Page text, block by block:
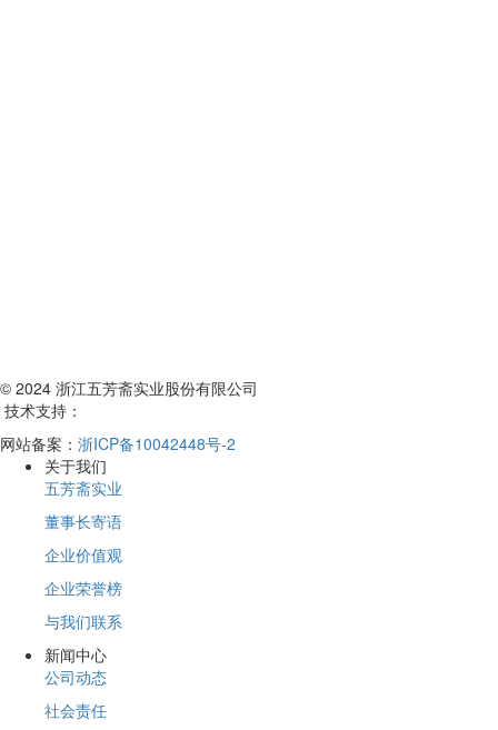
© 2024 浙江五芳斋实业股份有限公司
技术支持：
网站备案： 浙ICP备10042448号-2
关于我们
五芳斋实业
董事长寄语
企业价值观
企业荣誉榜
与我们联系
新闻中心
公司动态
社会责任